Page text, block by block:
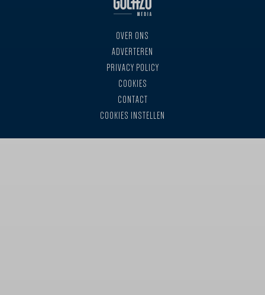
OVER ONS
ADVERTEREN
PRIVACY POLICY
COOKIES
CONTACT
COOKIES INSTELLEN